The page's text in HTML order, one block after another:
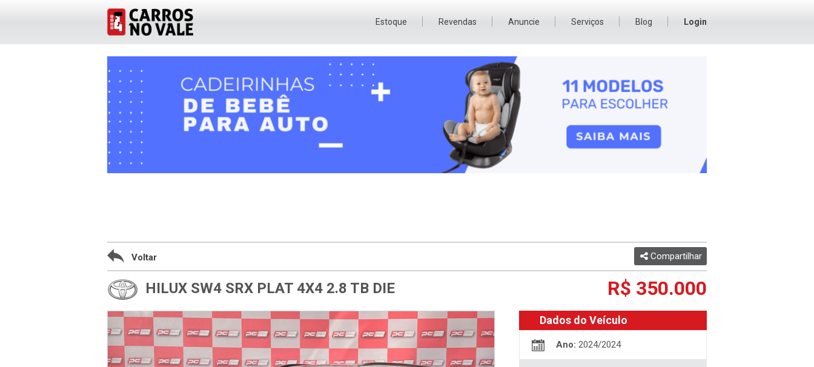
Estoque Revendas Anuncie Serviços Blog Login
Voltar
HILUX SW4 SRX PLAT 4X4 2.8 TB DIE
Dados do Veículo
Ano: 2024/2024
R$ 350.000
Compartilhar